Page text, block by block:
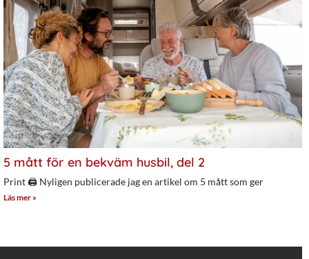
5 mått för en bekväm husbil, del 2
Print 🖨 Nyligen publicerade jag en artikel om 5 mått som ger
Läs mer »